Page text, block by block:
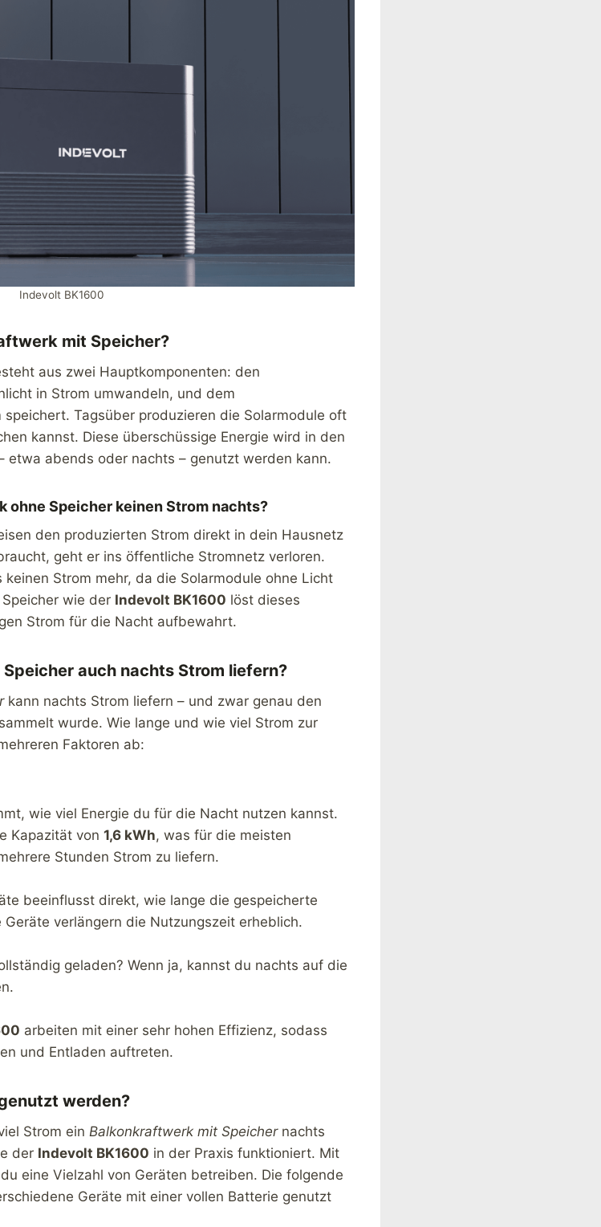
Indevolt BK1600
mit Speicher?
aus zwei Hauptkomponenten: den
in Strom umwandeln, und dem
speichert. Tagsüber produzieren die Solarmodule oft
kannst. Diese überschüssige Energie wird in den
etwa abends oder nachts – genutzt werden kann.
ohne Speicher keinen Strom nachts?
den produzierten Strom direkt in dein Hausnetz
geht er ins öffentliche Stromnetz verloren.
Strom mehr, da die Solarmodule ohne Licht
wie der Indevolt BK1600 löst dieses
Strom für die Nacht aufbewahrt.
auch nachts Strom liefern?
kann nachts Strom liefern – und zwar genau den
wurde. Wie lange und wie viel Strom zur
Faktoren ab:
wie viel Energie du für die Nacht nutzen kannst.
Kapazität von 1,6 kWh, was für die meisten
Stunden Strom zu liefern.
beeinflusst direkt, wie lange die gespeicherte
Geräte verlängern die Nutzungszeit erheblich.
geladen? Wenn ja, kannst du nachts auf die
arbeiten mit einer sehr hohen Effizienz, sodass
und Entladen auftreten.
werden?
Strom ein Balkonkraftwerk mit Speichernachts
der Indevolt BK1600 in der Praxis funktioniert. Mit
eine Vielzahl von Geräten betreiben. Die folgende
Geräte mit einer vollen Batterie genutzt